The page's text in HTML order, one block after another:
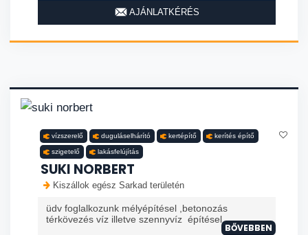
AJÁNLATKÉRÉS
vízszerelő duguláselhárító kertépítő kerítés építő
szigetelő lakásfelújítás
SUKI NORBERT
Kiszállok egész Sarkad területén
üdv foglalkozunk mélyépítésel ,betonozás
térkövezés víz illetve szennyvíz építésel
BŐVEBBEN